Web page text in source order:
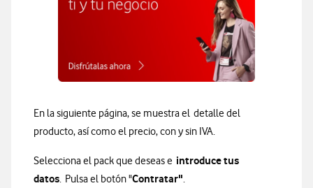
En la siguiente página, se muestra el detalle del
producto, así como el precio, con y sin IVA.
Selecciona el pack que deseas e introduce tus
datos. Pulsa el botón "Contratar".